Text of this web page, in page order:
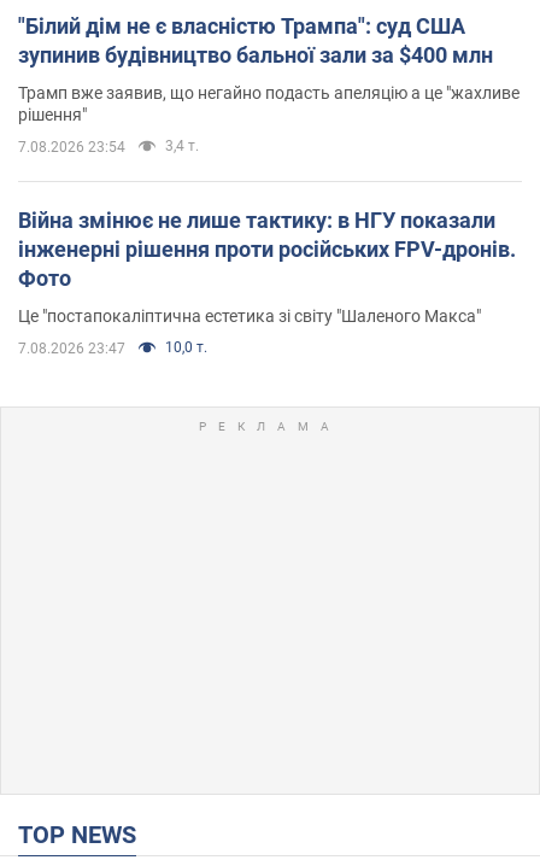
"Білий дім не є власністю Трампа": суд США
зупинив будівництво бальної зали за $400 млн
Трамп вже заявив, що негайно подасть апеляцію а це "жахливе
рішення"
7.08.2026 23:54 3,4 т.
Війна змінює не лише тактику: в НГУ показали
інженерні рішення проти російських FPV-дронів.
Фото
Це "постапокаліптична естетика зі світу "Шаленого Макса"
7.08.2026 23:47 10,0 т.
TOP NEWS